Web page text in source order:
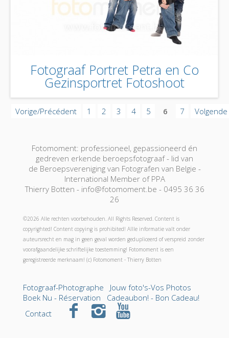
Fotograaf Portret Petra en Co
Gezinsportret Fotoshoot
Vorige/Précédent 1 2 3 4 5 6 7 Volgende
Fotomoment: professioneel, gepassioneerd én
gedreven erkende beroepsfotograaf - lid van
de Beroepsvereniging van Fotografen van Belgie -
International Member of PPA
Thierry Botten - info@fotomoment.be - 0495 36 36
26
©2026 Alle rechten voorbehouden. All Rights Reserved. Content is
copyrighted! Content copying is prohibited! Allle informatie valt onder
auteursrecht en mag in geen geval worden gedupliceerd of verspreid zonder
voorafgaandelijke schriftelijke toestemming! Fotomoment is een
geregistreerde merknaam! (c) Fotomoment - Thierry Botten
Fotograaf-Photographe
Jouw foto's-Vos Photos
Boek Nu - Réservation
Cadeaubon! - Bon Cadeau!
Contact